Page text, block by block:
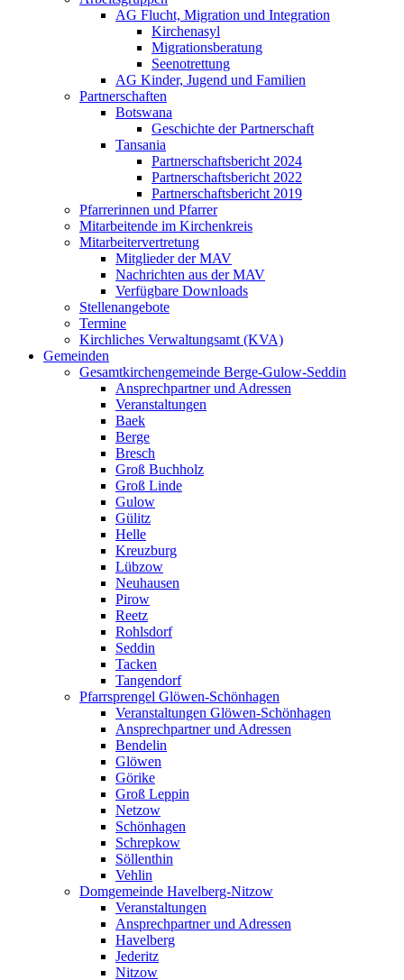
AG Flucht, Migration und Integration
Kirchenasyl
Migrationsberatung
Seenotrettung
AG Kinder, Jugend und Familien
Partnerschaften
Botswana
Geschichte der Partnerschaft
Tansania
Partnerschaftsbericht 2024
Partnerschaftsbericht 2022
Partnerschaftsbericht 2019
Pfarrerinnen und Pfarrer
Mitarbeitende im Kirchenkreis
Mitarbeitervertretung
Mitglieder der MAV
Nachrichten aus der MAV
Verfügbare Downloads
Stellenangebote
Termine
Kirchliches Verwaltungsamt (KVA)
Gemeinden
Gesamtkirchengemeinde Berge-Gulow-Seddin
Ansprechpartner und Adressen
Veranstaltungen
Baek
Berge
Bresch
Groß Buchholz
Groß Linde
Gulow
Gülitz
Helle
Kreuzburg
Lübzow
Neuhausen
Pirow
Reetz
Rohlsdorf
Seddin
Tacken
Tangendorf
Pfarrsprengel Glöwen-Schönhagen
Veranstaltungen Glöwen-Schönhagen
Ansprechpartner und Adressen
Bendelin
Glöwen
Görike
Groß Leppin
Netzow
Schönhagen
Schrepkow
Söllenthin
Vehlin
Domgemeinde Havelberg-Nitzow
Veranstaltungen
Ansprechpartner und Adressen
Havelberg
Jederitz
Nitzow